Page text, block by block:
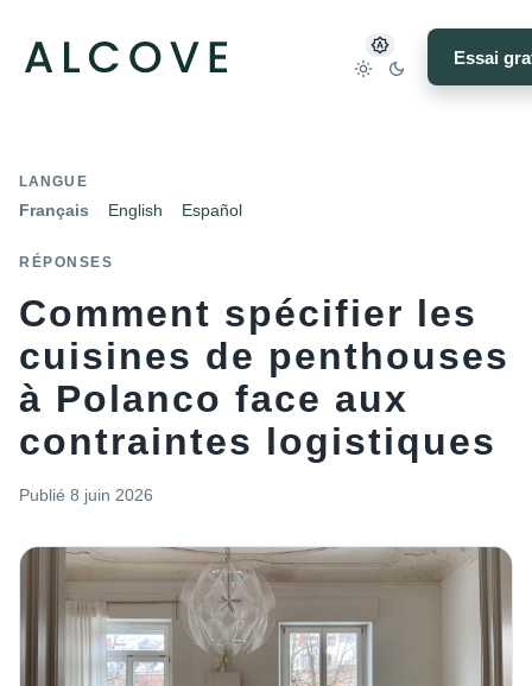
Essai
LANGUE
Français English Español
RÉPONSES
Comment spécifier les
cuisines de penthouses
à Polanco face aux
contraintes logistiques
Publié 8 juin 2026